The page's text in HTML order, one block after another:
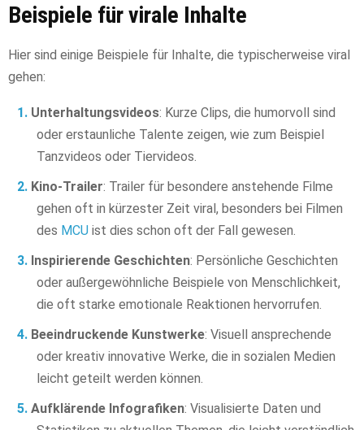
Beispiele für virale Inhalte
Hier sind einige Beispiele für Inhalte, die typischerweise viral
gehen:
Unterhaltungsvideos: Kurze Clips, die humorvoll sind
oder erstaunliche Talente zeigen, wie zum Beispiel
Tanzvideos oder Tiervideos.
Kino-Trailer: Trailer für besondere anstehende Filme
gehen oft in kürzester Zeit viral, besonders bei Filmen
des MCU ist dies schon oft der Fall gewesen.
Inspirierende Geschichten: Persönliche Geschichten
oder außergewöhnliche Beispiele von Menschlichkeit,
die oft starke emotionale Reaktionen hervorrufen.
Beeindruckende Kunstwerke: Visuell ansprechende
oder kreativ innovative Werke, die in sozialen Medien
leicht geteilt werden können.
Aufklärende Infografiken: Visualisierte Daten und